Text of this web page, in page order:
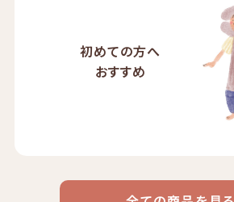
初めての方へ
おすすめ